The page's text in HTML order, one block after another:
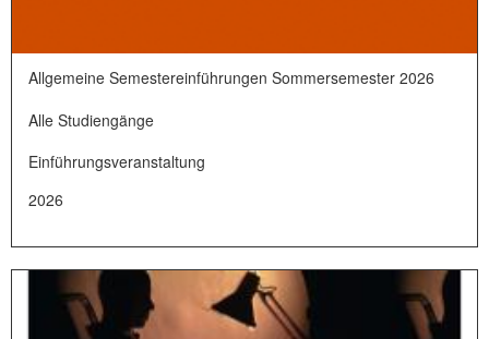
Allgemeine Semestereinführungen Sommersemester 2026
Alle Studiengänge
Einführungsveranstaltung
2026